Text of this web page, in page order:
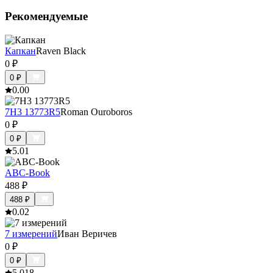
Рекомендуемые
КапканRaven Black
0 ₽
0 ₽
0.00
7H3 13773R5Roman Ouroboros
0 ₽
0 ₽
5.01
ABC-Book
488 ₽
488 ₽
0.02
7 измеренийИван Веричев
0 ₽
0 ₽